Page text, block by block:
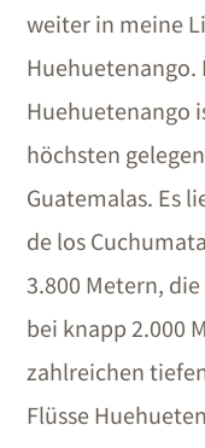
weiter in meine
Huehuetenango.
Huehuetenango
höchsten
Guatemalas. Es
de los
3.800 Metern,
bei knapp 2.000
zahlreichen
Flüsse